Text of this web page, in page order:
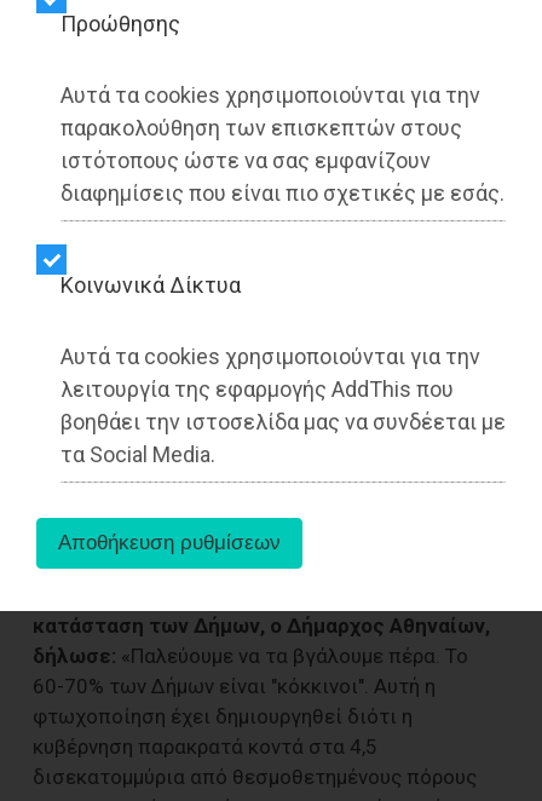
Προώθησης
Αυτά τα cookies χρησιμοποιούνται για την
παρακολούθηση των επισκεπτών στους
ιστότοπους ώστε να σας εμφανίζουν
διαφημίσεις που είναι πιο σχετικές με εσάς.
Kοινωνικά Δίκτυα
Αυτά τα cookies χρησιμοποιούνται για την
λειτουργία της εφαρμογής AddThis που
βοηθάει την ιστοσελίδα μας να συνδέεται με
τα Social Media.
Ο Δήμαρχος Αθηναίων, Χάρης Δούκας,
παραχώρησε συνέντευξη στην εκπομπή
«Απέναντι Μικρόφωνα» του ραδιοφωνικού
Σκουρή.
κατάσταση των Δήμων, o Δήμαρχος Αθηναίων,
δήλωσε: «Παλεύουμε να τα βγάλουμε πέρα. Το
60-70% των Δήμων είναι "κόκκινοι". Αυτή η
φτωχοποίηση έχει δημιουργηθεί διότι η
κυβέρνηση παρακρατά κοντά στα 4,5
δισεκατομμύρια από θεσμοθετημένους πόρους